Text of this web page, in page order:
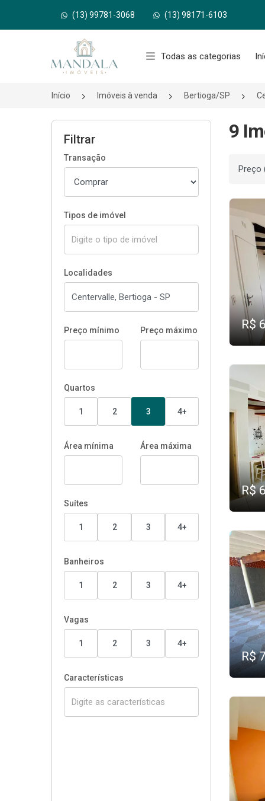
(13) 99781-3068 (13) 98171-6103
Página inicial
Todas as categorias
Início Imóveis à venda Bertioga/SP
Filtrar
Transação
Tipos de imóvel
Localidades
Preço mínimo Preço máximo
Quartos
1 2 3 4+
Área mínima Área máxima
Suítes
1 2 3 4+
Banheiros
1 2 3 4+
Vagas
1 2 3 4+
Características
9
R$
R$
R$